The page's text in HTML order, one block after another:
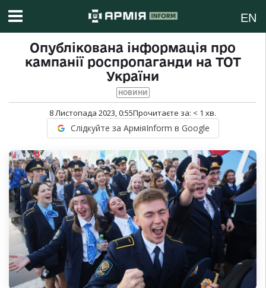
EN
Опублікована інформація про
кампанії роспропаганди на ТОТ
України
НОВИНИ
8 Листопада 2023, 0:55Прочитаєте за: < 1 хв.
Слідкуйте за АрміяInform в Google